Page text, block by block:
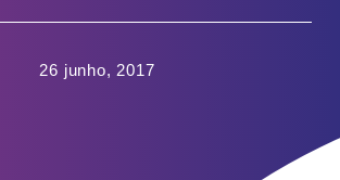
26 junho, 2017